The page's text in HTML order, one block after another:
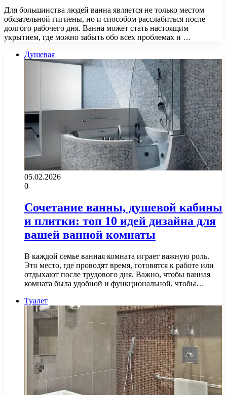
Для большинства людей ванна является не только местом
обязательной гигиены, но и способом расслабиться после
долгого рабочего дня. Ванна может стать настоящим
укрытием, где можно забыть обо всех проблемах и …
Душевая
05.02.2026
0
Сочетание ванны, душевой кабины
и плитки: топ 10 идей дизайна для
вашей ванной комнаты
В каждой семье ванная комната играет важную роль.
Это место, где проводят время, готовятся к работе или
отдыхают после трудового дня. Важно, чтобы ванная
комната была удобной и функциональной, чтобы…
Туалет